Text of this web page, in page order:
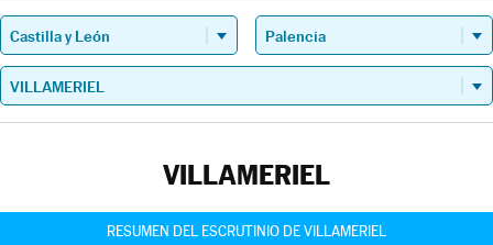
VILLAMERIEL
RESUMEN DEL ESCRUTINIO DE VILLAMERIEL